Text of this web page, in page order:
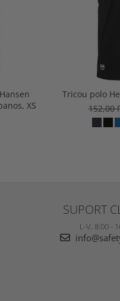
XS
Tricou polo
152,00
SUPORT
L-V, 8:00 -